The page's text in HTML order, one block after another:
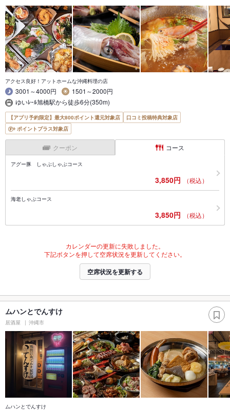
アクセス良好！アットホームな沖縄料理の店
3001～4000円
1501～2000円
ゆいﾚｰﾙ旭橋駅から徒歩6分(350m)
【アプリ予約限定】最大800ポイント還元対象店
口コミ投稿特典対象店
ポイントプラス対象店
クーポン コース
アグー豚 しゃぶしゃぶコース
3,850円 （税込）
海老しゃぶコース
3,850円 （税込）
カレンダーの更新に失敗しました。
下記ボタンを押して空席状況を更新してください。
空席状況を更新する
ムハンとでんすけ
居酒屋 沖縄市
ムハンとでんすけ